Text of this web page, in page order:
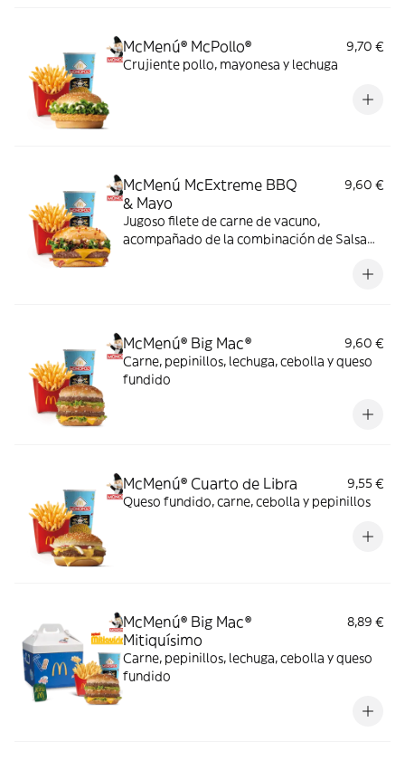
McMenú® McPollo®
9,70 €
Crujiente pollo, mayonesa y lechuga
McMenú McExtreme BBQ
& Mayo
9,60 €
Jugoso filete de carne de vacuno,
acompañado de la combinación de Salsa
doble de cheddar, lechuga fresca y tiras de
McMenú® Big Mac®
9,60 €
Carne, pepinillos, lechuga, cebolla y queso
fundido
McMenú® Cuarto de Libra
9,55 €
Queso fundido, carne, cebolla y pepinillos
McMenú® Big Mac®
Mitiquísimo
8,89 €
Carne, pepinillos, lechuga, cebolla y queso
fundido